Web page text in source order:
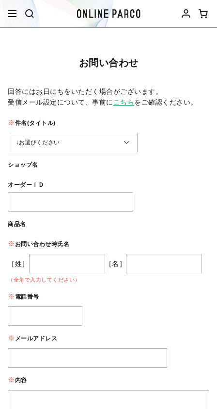
お問い合わせ
回答にはお日にちをいただく場合がございます。
受信メール設定について、事前に こちらをご確認ください。​
件名(タイトル)
ショップ名
オーダーＩＤ
商品名
お問い合わせ時氏名
［姓］ ［名］
（全角で入力してください）
電話番号
メールアドレス
内容